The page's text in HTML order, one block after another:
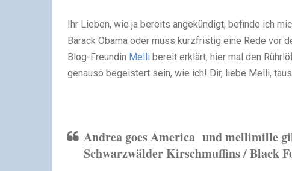
Ihr Lieben, wie ja bereits angekündigt, befinde ich
Barack Obama oder muss kurzfristig eine Rede vor
Blog-Freundin Melli bereit erklärt, hier mal den
genauso begeistert sein, wie ich! Dir, liebe Melli,
Andrea goes America und mellimille
Schwarzwälder Kirschmuffins / Black